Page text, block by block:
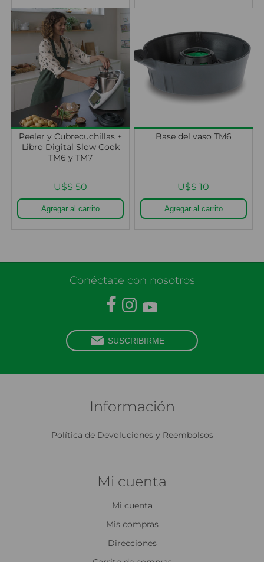
Peeler y Cubrecuchillas +
Libro Digital Slow Cook
TM6 y TM7
U$S 50
Base del vaso TM6
U$S 10
Conéctate con nosotros
Información
Política de Devoluciones y Reembolsos
Mi cuenta
Mi cuenta
Mis compras
Direcciones